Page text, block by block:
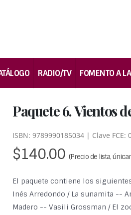
RADIO/TV FOMENTO A
Paquete 6. Vientos
ISBN: 9789990185034 | Clave FCE:
$140.00 (Precio de lista,
El paquete contiene los
Inés Arredondo / La sunamita --
Madero -- Vasili Grossman / El